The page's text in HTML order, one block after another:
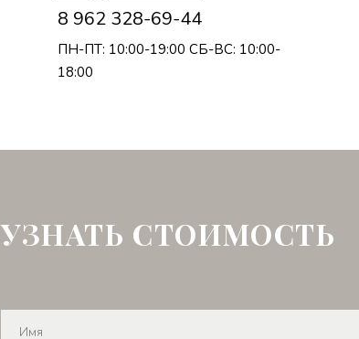
8 962 328-69-44
ПН-ПТ: 10:00-19:00 СБ-ВС: 10:00-
18:00
УЗНАТЬ СТОИМОСТЬ